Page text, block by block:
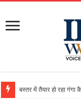
बस्तर में तैयार हो रहा गंगा